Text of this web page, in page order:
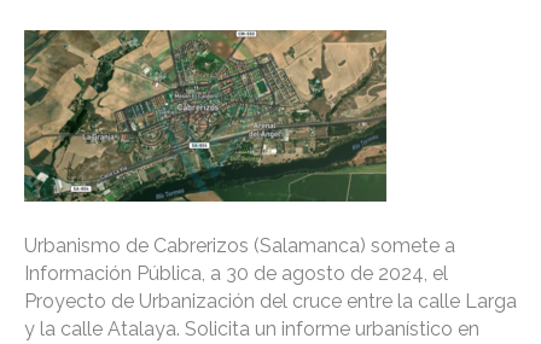
Urbanismo de Cabrerizos (Salamanca) somete a
Información Pública, a 30 de agosto de 2024, el
Proyecto de Urbanización del cruce entre la calle Larga
y la calle Atalaya. Solicita un informe urbanístico en